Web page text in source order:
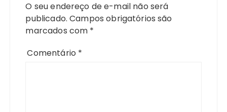
O seu endereço de e-mail não será
publicado. Campos obrigatórios são
marcados com *
Comentário *